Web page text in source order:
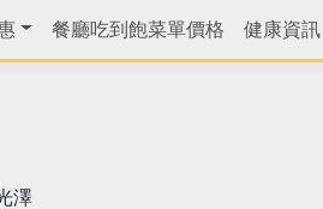
餐廳吃到飽菜單價格 健康資訊
澤